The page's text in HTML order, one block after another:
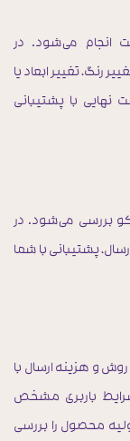
انجام می‌شود. در
رنگ، تغییر ابعاد یا
نهایی با پشتیبانی
بررسی می‌شود. در
پشتیبانی با شما
روش و هزینه ارسال با
باربری مشخص
محصول را بررسی